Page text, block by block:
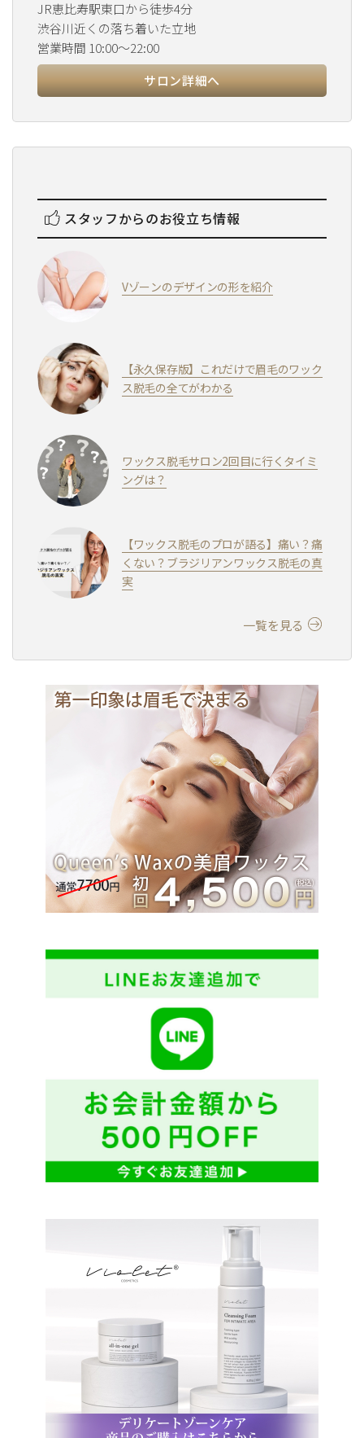
JR恵比寿駅東口から徒歩4分
渋谷川近くの落ち着いた立地
営業時間 10:00～22:00
サロン詳細へ
スタッフからのお役立ち情報
Vゾーンのデザインの形を紹介
【永久保存版】これだけで眉毛のワック
ス脱毛の全てがわかる
ワックス脱毛サロン2回目に行くタイミ
ングは？
【ワックス脱毛のプロが語る】痛い？痛
くない？ブラジリアンワックス脱毛の真
実
一覧を見る